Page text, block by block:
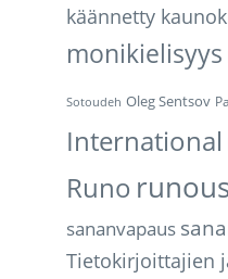
käännetty
monikielisyys
Sotoudeh Oleg Sentsov
International
Runo
sananvapaus
Tietokirjoittajien